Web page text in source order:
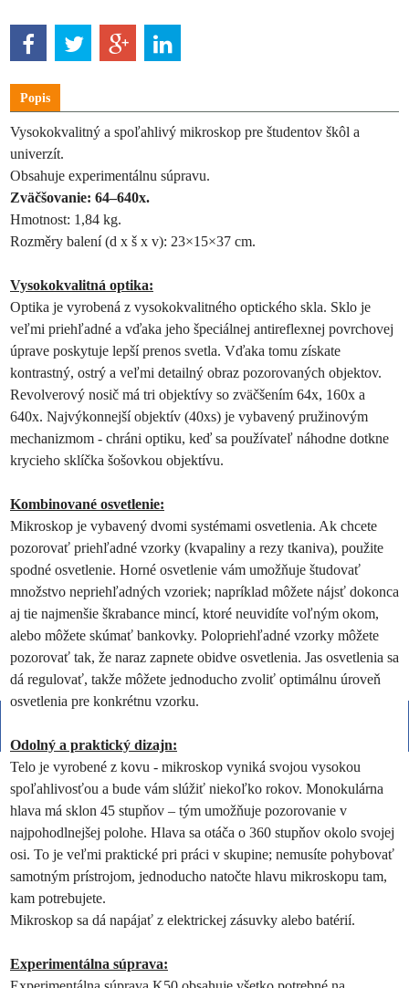
Popis
Vysokokvalitný a spoľahlivý mikroskop pre študentov škôl a
univerzít.
Obsahuje experimentálnu súpravu.
Zväčšovanie: 64–640x.
Hmotnost: 1,84 kg.
Rozměry balení (d x š x v): 23×15×37 cm.
Vysokokvalitná optika:
Optika je vyrobená z vysokokvalitného optického skla. Sklo je
veľmi priehľadné a vďaka jeho špeciálnej antireflexnej povrchovej
úprave poskytuje lepší prenos svetla. Vďaka tomu získate
kontrastný, ostrý a veľmi detailný obraz pozorovaných objektov.
Revolverový nosič má tri objektívy so zväčšením 64x, 160x a
640x. Najvýkonnejší objektív (40xs) je vybavený pružinovým
mechanizmom - chráni optiku, keď sa používateľ náhodne dotkne
krycieho sklíčka šošovkou objektívu.
Kombinované osvetlenie:
Mikroskop je vybavený dvomi systémami osvetlenia. Ak chcete
pozorovať priehľadné vzorky (kvapaliny a rezy tkaniva), použite
spodné osvetlenie. Horné osvetlenie vám umožňuje študovať
množstvo nepriehľadných vzoriek; napríklad môžete nájsť dokonca
aj tie najmenšie škrabance mincí, ktoré neuvidíte voľným okom,
alebo môžete skúmať bankovky. Polopriehľadné vzorky môžete
pozorovať tak, že naraz zapnete obidve osvetlenia. Jas osvetlenia sa
dá regulovať, takže môžete jednoducho zvoliť optimálnu úroveň
osvetlenia pre konkrétnu vzorku.
Odolný a praktický dizajn:
Telo je vyrobené z kovu - mikroskop vyniká svojou vysokou
spoľahlivosťou a bude vám slúžiť niekoľko rokov. Monokulárna
hlava má sklon 45 stupňov – tým umožňuje pozorovanie v
najpohodlnejšej polohe. Hlava sa otáča o 360 stupňov okolo svojej
osi. To je veľmi praktické pri práci v skupine; nemusíte pohybovať
samotným prístrojom, jednoducho natočte hlavu mikroskopu tam,
kam potrebujete.
Mikroskop sa dá napájať z elektrickej zásuvky alebo batérií.
Experimentálna súprava: